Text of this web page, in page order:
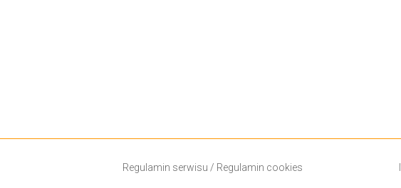
Regulamin serwisu / Regulamin cookies